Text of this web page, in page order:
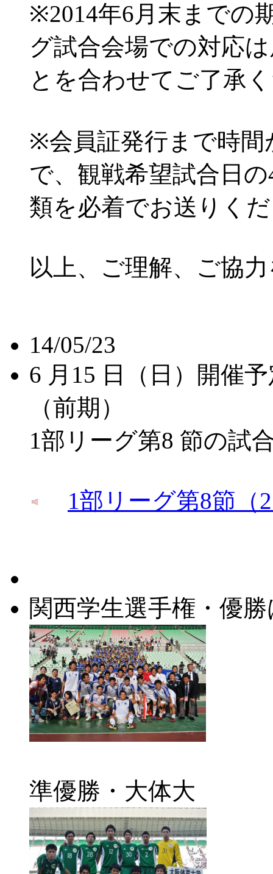
※2014年6月末までの
グ試合会場での対応
とを合わせてご了承
※会員証発行まで時
で、観戦希望試合日
類を必着でお送りく
以上、ご理解、ご協
14/05/23
6 月15 日（日）開催
（前期）
1部リーグ第8 節の
1部リーグ第8節（
関西学生選手権・優
準優勝・大体大